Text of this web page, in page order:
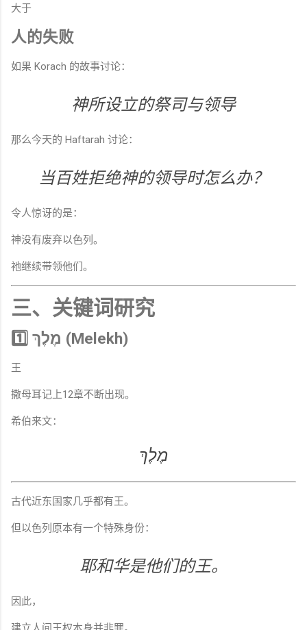
大于
人的失败
如果 Korach 的故事讨论：
神所设立的祭司与领导
那么今天的 Haftarah 讨论：
当百姓拒绝神的领导时怎么办？
令人惊讶的是：
神没有废弃以色列。
祂继续带领他们。
三、关键词研究
1️⃣ מֶלֶךְ (Melekh)
王
撒母耳记上12章不断出现。
希伯来文：
מֶלֶךְ
古代近东国家几乎都有王。
但以色列原本有一个特殊身份：
耶和华是他们的王。
因此，